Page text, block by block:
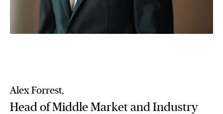
Alex Forrest,
Head of Middle Market and Industry